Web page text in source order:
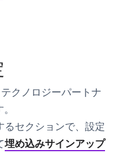
テクノロジーパートナ
るセクションで、 設定
埋め込みサインアップ